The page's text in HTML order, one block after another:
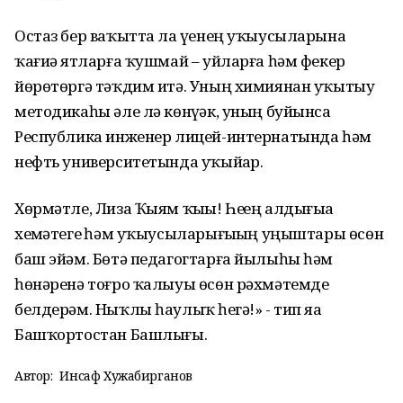
Остаз бер ваҡытта ла үҙенең уҡыусыларына
ҡағиҙә ятларға ҡушмай – уйларға һәм фекер
йөрөтөргә тәҡдим итә. Уның химиянан уҡытыу
методикаһы әле лә көнүҙәк, уның буйынса
Республика инженер лицей-интернатында һәм
нефть университетында уҡыйҙар.
Хөрмәтле, Лиза Ҡыям ҡыҙы! Һеҙҙең алдығыҙҙа
хеҙмәтегеҙ һәм уҡыусыларығыҙҙың уңыштары өсөн
баш эйәм. Бөтә педагогтарға йылыһы һәм
һөнәренә тоғро ҡалыуы өсөн рәхмәтемде
белдерәм. Ныҡлы һаулыҡ һеҙгә!» - тип яҙа
Башҡортостан Башлығы.
Автор: Инсаф Хужабирганов